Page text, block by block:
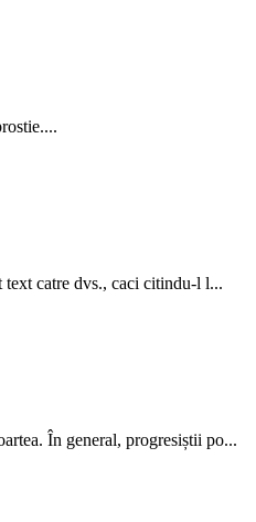
catre dvs., caci citindu-l l...
În general, progresiștii po...